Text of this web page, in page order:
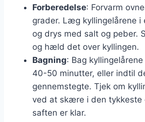
Forberedelse: Forvarm
grader. Læg kyllingelårene i
og drys med salt og peber.
og hæld det over kyllingen.
Bagning: Bag
40-50 minutter, eller indtil
gennemstegte. Tjek om
ved at skære i den tykkeste
saften er klar.